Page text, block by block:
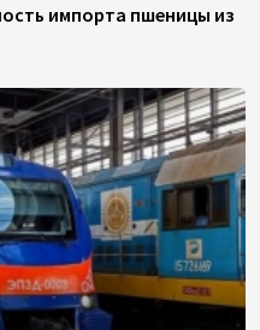
импорта пшеницы из